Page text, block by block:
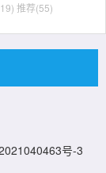
推荐(55)
号-3